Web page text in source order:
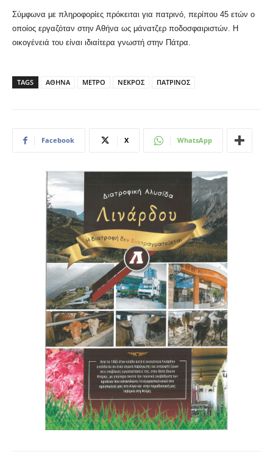
Σύμφωνα με πληροφορίες πρόκειται για πατρινό, περίπου 45 ετών ο
οποίος εργαζόταν στην Αθήνα ως μάνατζερ ποδοσφαιριστών. Η
οικογένειά του είναι ιδιαίτερα γνωστή στην Πάτρα.
TAGS ΑΘΗΝΑ ΜΕΤΡΟ ΝΕΚΡΟΣ ΠΑΤΡΙΝΟΣ
Facebook X WhatsApp